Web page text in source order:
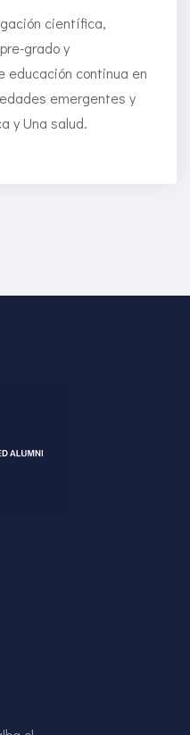
científica,
grado y
educación continua en
emergentes y
y Una salud.